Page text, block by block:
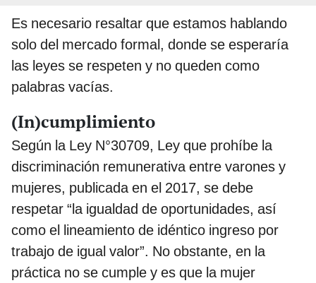
Es necesario resaltar que estamos hablando
solo del mercado formal, donde se esperaría
las leyes se respeten y no queden como
palabras vacías.
(In)cumplimiento
Según la Ley N°30709, Ley que prohíbe la
discriminación remunerativa entre varones y
mujeres, publicada en el 2017, se debe
respetar “la igualdad de oportunidades, así
como el lineamiento de idéntico ingreso por
trabajo de igual valor”. No obstante, en la
práctica no se cumple y es que la mujer